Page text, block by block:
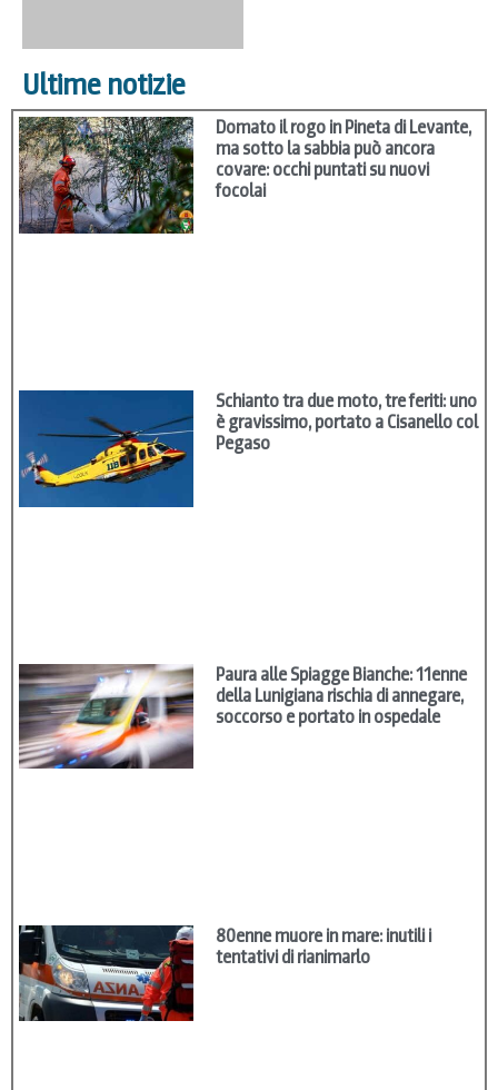
Ultime notizie
Domato il rogo in Pineta di Levante,
ma sotto la sabbia può ancora
covare: occhi puntati su nuovi
focolai
Schianto tra due moto, tre feriti: uno
è gravissimo, portato a Cisanello col
Pegaso
Paura alle Spiagge Bianche: 11enne
della Lunigiana rischia di annegare,
soccorso e portato in ospedale
80enne muore in mare: inutili i
tentativi di rianimarlo